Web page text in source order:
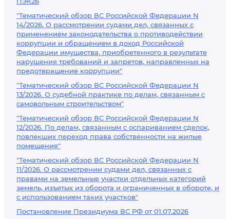
"Тематический обзор ВС Российской Федерации N
14/2026. О рассмотрении судами дел, связанных с
применением законодательства о противодействии
коррупции и обращением в доход Российской
Федерации имущества, приобретенного в результате
нарушения требований и запретов, направленных на
предотвращение коррупции"
"Тематический обзор ВС Российской Федерации N
13/2026. О судебной практике по делам, связанным с
самовольным строительством"
"Тематический обзор ВС Российской Федерации N
12/2026. По делам, связанным с оспариванием сделок,
повлекших переход права собственности на жилые
помещения"
"Тематический обзор ВС Российской Федерации N
11/2026. О рассмотрении судами дел, связанных с
правами на земельные участки отдельных категорий
земель, изъятых из оборота и ограниченных в обороте, и
с использованием таких участков"
Постановление Президиума ВС РФ от 01.07.2026